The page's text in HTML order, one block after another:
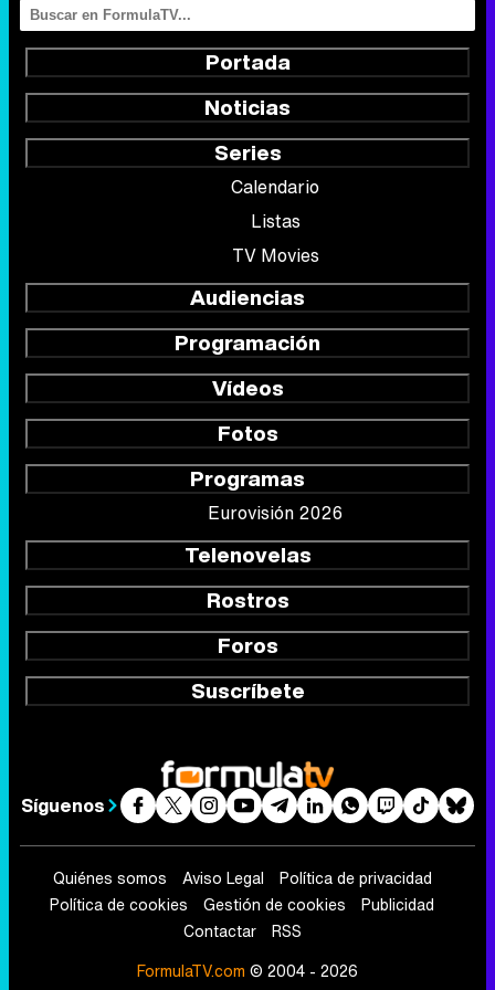
Portada
Noticias
Series
Calendario
Listas
TV Movies
Audiencias
Programación
Vídeos
Fotos
Programas
Eurovisión 2026
Telenovelas
Rostros
Foros
Suscríbete
Síguenos
Quiénes somos Aviso Legal
Política de privacidad
Política de cookies
Gestión de cookies
Publicidad
Contactar
RSS
FormulaTV.com © 2004 - 2026